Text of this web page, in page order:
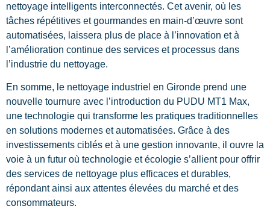
nettoyage intelligents interconnectés. Cet avenir, où les
tâches répétitives et gourmandes en main-d’œuvre sont
automatisées, laissera plus de place à l’innovation et à
l’amélioration continue des services et processus dans
l’industrie du nettoyage.
En somme, le nettoyage industriel en Gironde prend une
nouvelle tournure avec l’introduction du PUDU MT1 Max,
une technologie qui transforme les pratiques traditionnelles
en solutions modernes et automatisées. Grâce à des
investissements ciblés et à une gestion innovante, il ouvre la
voie à un futur où technologie et écologie s’allient pour offrir
des services de nettoyage plus efficaces et durables,
répondant ainsi aux attentes élevées du marché et des
consommateurs.